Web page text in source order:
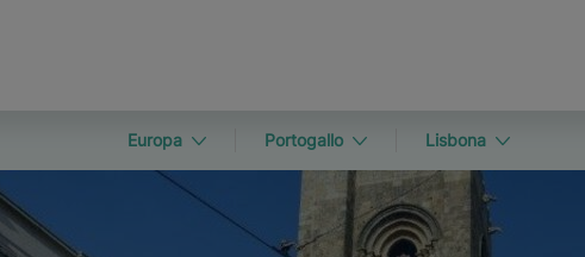
Europa Portogallo Lisbona